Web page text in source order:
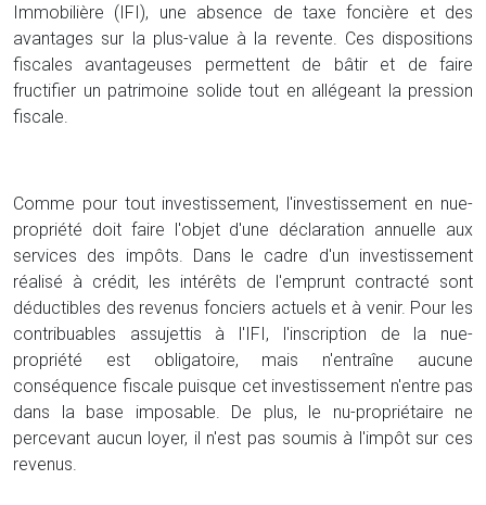
Immobilière (IFI), une absence de taxe foncière et des
avantages sur la plus-value à la revente. Ces dispositions
fiscales avantageuses permettent de bâtir et de faire
fructifier un patrimoine solide tout en allégeant la pression
fiscale.
Comme pour tout investissement, l'investissement en nue-
propriété doit faire l'objet d'une déclaration annuelle aux
services des impôts. Dans le cadre d'un investissement
réalisé à crédit, les intérêts de l'emprunt contracté sont
déductibles des revenus fonciers actuels et à venir. Pour les
contribuables assujettis à l'IFI, l'inscription de la nue-
propriété est obligatoire, mais n'entraîne aucune
conséquence fiscale puisque cet investissement n'entre pas
dans la base imposable. De plus, le nu-propriétaire ne
percevant aucun loyer, il n'est pas soumis à l'impôt sur ces
revenus.